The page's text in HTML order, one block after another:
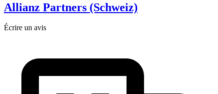
Allianz Partners (Schweiz)
Écrire un avis